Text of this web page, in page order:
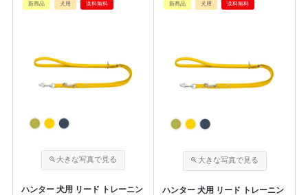
新商品 犬用 送料無料
ハンター 犬用 リード トレーニン
新商品 犬用 送料無料
ハンター 犬用 リード トレーニン